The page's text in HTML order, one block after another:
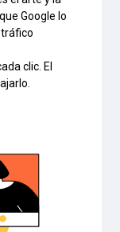
Google lo
clic. El